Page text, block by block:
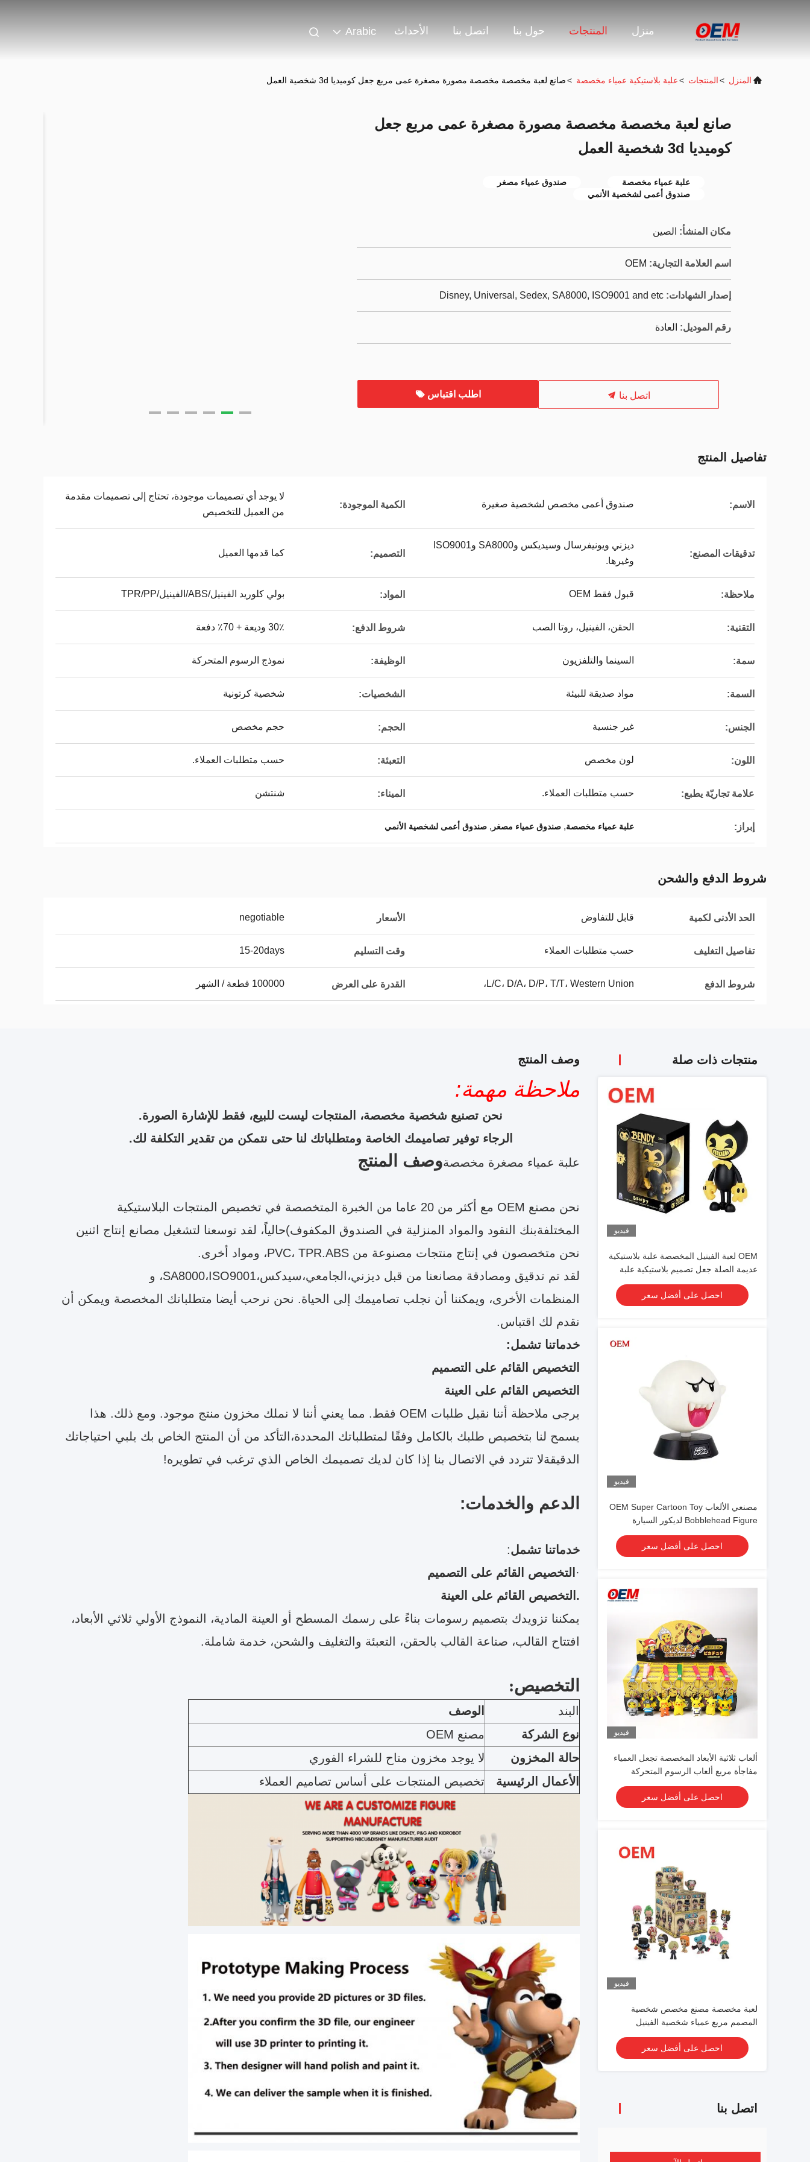
منزل المنتجات حول بنا اتصل بنا الأحداث Arabic
المنزل >المنتجات >علبة بلاستيكية عمياء مخصصة >صانع لعبة مخصصة مخصصة مصورة مصغرة عمى مربع جعل كوميديا 3d شخصية العمل
صانع لعبة مخصصة مخصصة مصورة مصغرة عمى مربع جعل
كوميديا 3d شخصية العمل
علبة عمياء مخصصة
صندوق عمياء مصغر
صندوق أعمى لشخصية الأنمي
مكان المنشأ: الصين
اسم العلامة التجارية: OEM
إصدار الشهادات: Disney, Universal, Sedex, SA8000, ISO9001 and etc
رقم الموديل: العادة
اتصل بنا اطلب اقتباس
تفاصيل المنتج
الاسم: صندوق أعمى مخصص لشخصية صغيرة الكمية الموجودة:
لا يوجد أي تصميمات موجودة، تحتاج إلى تصميمات مقدمة
من العميل للتخصيص
تدقيقات المصنع:
ديزني ويونيفرسال وسيديكس وSA8000 وISO9001
وغيرها.
التصميم: كما قدمها العميل
ملاحظة: قبول فقط OEM المواد: بولي كلوريد الفينيل/ABS/الفينيل/TPR/PP
التقنية: الحقن، الفينيل، روتا الصب شروط الدفع: 30٪ وديعة + 70٪ دفعة
سمة: السينما والتلفزيون الوظيفة: نموذج الرسوم المتحركة
السمة: مواد صديقة للبيئة الشخصيات: شخصية كرتونية
الجنس: غير جنسية الحجم: حجم مخصص
اللون: لون مخصص التعبئة: حسب متطلبات العملاء.
علامة تجاريّة يطبع: حسب متطلبات العملاء. الميناء: شنتشن
إبراز: علبة عمياء مخصصة, صندوق عمياء مصغر , صندوق أعمى لشخصية الأنمي
شروط الدفع والشحن
الحد الأدنى لكمية قابل للتفاوض الأسعار negotiable
تفاصيل التغليف حسب متطلبات العملاء وقت التسليم 15-20days
شروط الدفع L/C، D/A، D/P، T/T، Western Union، القدرة على العرض 100000 قطعة / الشهر
منتجات ذات صلة
فيديو
OEM لعبة الفينيل المخصصة علبة بلاستيكية
عديمة الصلة جعل تصميم بلاستيكية علبة
بلاستيكية
احصل على أفضل سعر
فيديو
مصنعي الألعاب OEM Super Cartoon Toy
Bobblehead Figure لديكور السيارة
احصل على أفضل سعر
فيديو
ألعاب ثلاثية الأبعاد المخصصة تجعل العمياء
مفاجأة مربع ألعاب الرسوم المتحركة
احصل على أفضل سعر
فيديو
لعبة مخصصة مصنع مخصص شخصية
المصمم مربع عمياء شخصية الفينيل
احصل على أفضل سعر
اتصل بنا
وصف المنتج
ملاحظة مهمة:
نحن تصنيع شخصية مخصصة، المنتجات ليست للبيع، فقط للإشارة الصورة.
الرجاء توفير تصاميمك الخاصة ومتطلباتك لنا حتى نتمكن من تقدير التكلفة لك.
علبة عمياء مصغرة مخصصةوصف المنتج
نحن مصنع OEM مع أكثر من 20 عاما من الخبرة المتخصصة في تخصيص المنتجات البلاستيكية
المختلفةبنك النقود والمواد المنزلية في الصندوق المكفوف)حالياً، لقد توسعنا لتشغيل مصانع إنتاج اثنين
نحن متخصصون في إنتاج منتجات مصنوعة من PVC، TPR.ABS، ومواد أخرى.
لقد تم تدقيق ومصادقة مصانعنا من قبل ديزني،الجامعي،سيدكس،SA8000،ISO9001، و
المنظمات الأخرى، ويمكننا أن نجلب تصاميمك إلى الحياة. نحن نرحب أيضا متطلباتك المخصصة ويمكن أن
نقدم لك اقتباس.
خدماتنا تشمل:
التخصيص القائم على التصميم
التخصيص القائم على العينة
يرجى ملاحظة أننا نقبل طلبات OEM فقط. مما يعني أننا لا نملك مخزون منتج موجود. ومع ذلك. هذا
يسمح لنا بتخصيص طلبك بالكامل وفقًا لمتطلباتك المحددة،التأكد من أن المنتج الخاص بك يلبي احتياجاتك
الدقيقةلا تتردد في الاتصال بنا إذا كان لديك تصميمك الخاص الذي ترغب في تطويره!
الدعم والخدمات:
خدماتنا تشمل:
· التخصيص القائم على التصميم
.التخصيص القائم على العينة
يمكننا تزويدك بتصميم رسومات بناءً على رسمك المسطح أو العينة المادية، النموذج الأولي ثلاثي الأبعاد،
افتتاح القالب، صناعة القالب بالحقن، التعبئة والتغليف والشحن، خدمة شاملة.
التخصيص:
البند
الوصف
نوع الشركة
مصنع OEM
حالة المخزون
لا يوجد مخزون متاح للشراء الفوري
الأعمال الرئيسية
تخصيص المنتجات على أساس تصاميم العملاء